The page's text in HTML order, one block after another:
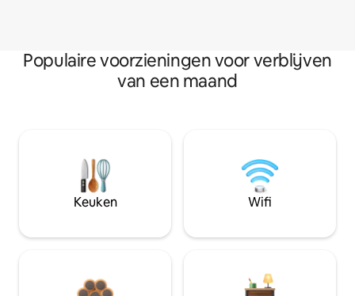
Populaire voorzieningen voor verblijven
van een maand
Keuken Wifi